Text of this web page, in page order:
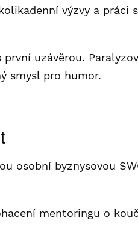
výzvy a
uzávěrou.
smysl pro humor.
osobní byznysovou
mentoringu o